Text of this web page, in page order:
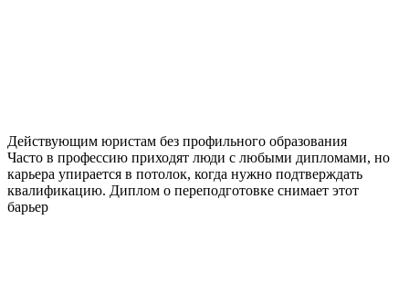
Действующим юристам без профильного образования
Часто в профессию приходят люди с любыми дипломами, но
карьера упирается в потолок, когда нужно подтверждать
квалификацию. Диплом о переподготовке снимает этот
барьер